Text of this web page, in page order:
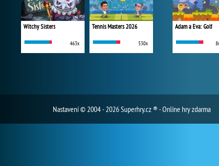
Witchy Sisters
463x
Tennis Masters 2026
530x
Adam a Eva: Golf
Nastavení© 2004 - 2026 Superhry.cz ® - Online hry zdarma